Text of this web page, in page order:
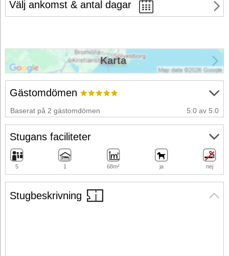
Välj ankomst & antal dagar
Stugbeskrivning
Gästomdömen
Baserat på 2 gästomdömen 5.0 av 5.0
Stugans faciliteter
5 1 68m² ja nej
Karta